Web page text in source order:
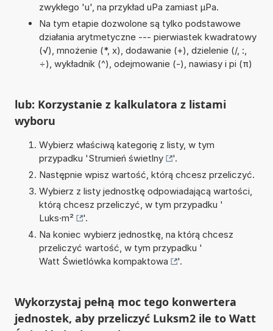
zwykłego 'u', na przykład uPa zamiast µPa.
Na tym etapie dozwolone są tylko podstawowe
działania arytmetyczne --- pierwiastek kwadratowy
(√), mnożenie (*, x), dodawanie (+), dzielenie (/, :,
÷), wykładnik (^), odejmowanie (-), nawiasy i pi (π)
lub: Korzystanie z kalkulatora z listami
wyboru
Wybierz właściwą kategorię z listy, w tym
przypadku 'Strumień świetlny
'.
Następnie wpisz wartość, którą chcesz przeliczyć.
Wybierz z listy jednostkę odpowiadającą wartości,
którą chcesz przeliczyć, w tym przypadku '
Luks·m²
'.
Na koniec wybierz jednostkę, na którą chcesz
przeliczyć wartość, w tym przypadku '
Watt Świetlówka kompaktowa
'.
Wykorzystaj pełną moc tego konwertera
jednostek, aby przeliczyć Luksm2 ile to Watt